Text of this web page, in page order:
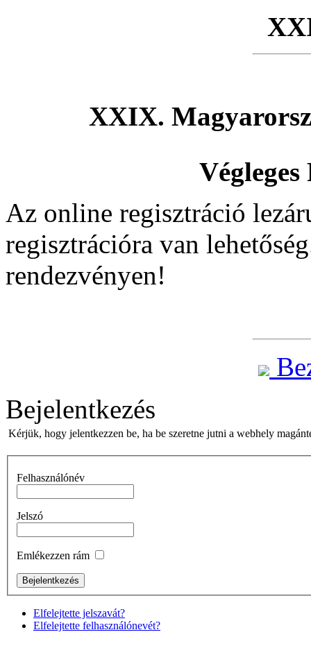
XXIX.
Az online regisztráció
regisztrációra van
rendezvényen!
Bejelentkezés
Kérjük, hogy jelentkezzen be, ha be szeretne jutni a webhely
Felhasználónév
Jelszó
Emlékezzen rám
Elfelejtette jelszavát?
Elfelejtette felhasználónevét?